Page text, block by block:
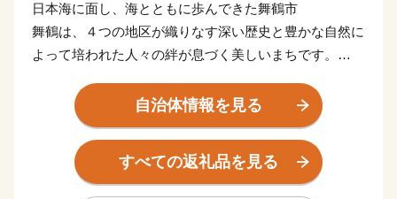
日本海に面し、海とともに歩んできた舞鶴市
舞鶴は、４つの地区が織りなす深い歴史と豊かな自然に
よって培われた人々の絆が息づく美しいまちです。
◆海軍ゆかりの東地区
1901年に海軍舞鶴鎮守府がおかれ、121年となる現在
は赤れんが倉庫群が立ち並ぶ赤れんがパークをはじめ、
町のあちこちに当時の名残が残る港町で、海軍ゆかりの
自治体情報を見る
すべての返礼品を見る